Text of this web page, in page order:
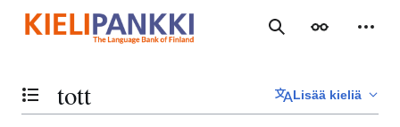
sisältöön
Haku Ulkoasu
Vaihda sisällysluettelo
tott Lisää kieliä